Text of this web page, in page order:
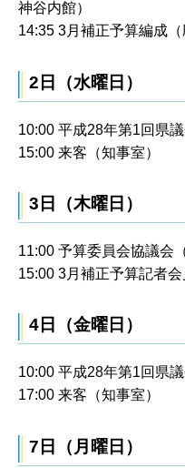
神谷内館）
14:35 3月補正予算編成（
2日（水曜日）
10:00 平成28年第1回県
15:00 来客（知事室）
3日（木曜日）
11:00 予算委員会協議会
15:00 3月補正予算記者会
4日（金曜日）
10:00 平成28年第1回県
17:00 来客（知事室）
7日（月曜日）